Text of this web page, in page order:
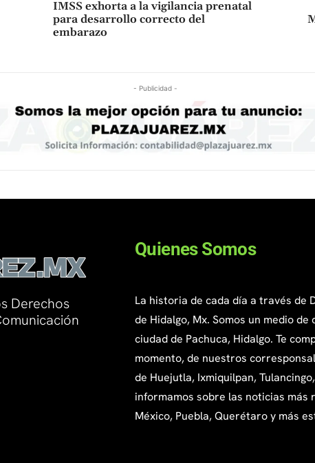
IMSS exhorta a la vigilancia prenatal
para desarrollo correcto del
embarazo
- Publicidad -
Derechos
Quienes Somos
La historia de cada día a través de
de Hidalgo, Mx. Somos un medio
ciudad de Pachuca, Hidalgo. Te
momento, de nuestros
de Huejutla, Ixmiquilpan,
informamos sobre las noticias más
México, Puebla, Querétaro y más